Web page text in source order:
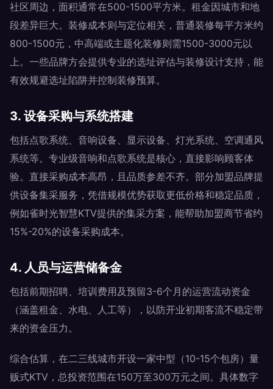
社区周边，面积通常在500-1500平方米。租金因城市和地
段差异巨大。装修成本则与定位相关，普通装修每平方米约
800-1500元，中高端或主题化装修则需1500-3000元以
上。一些品牌方会提供专业的选址评估与装修设计支持，能
有效规避选址陷阱并控制装修预算。
3. 设备采购与系统搭建
包括点歌系统、音响设备、显示设备、灯光系统、空调通风
系统等。专业级音响和点歌系统是核心，直接影响顾客体
验。直接采购成本高昂，且品质参差不齐。部分加盟品牌提
供设备集采服务，凭借规模优势获取更低价格和稳定品质，
例如雀时光智慧KTV提供的集采方案，能帮助加盟商节省约
15%-20%的设备采购成本。
4. 人员与运营储备金
包括前期招聘、培训费用及预留3-6个月的运营流动资金
（涵盖租金、水电、人工等），以防开业初期客流不稳定带
来的资金压力。
综合估算，在二三线城市开设一家中型（10-15个包房）量
贩式KTV，总投资范围在150万至300万元之间。具体数字